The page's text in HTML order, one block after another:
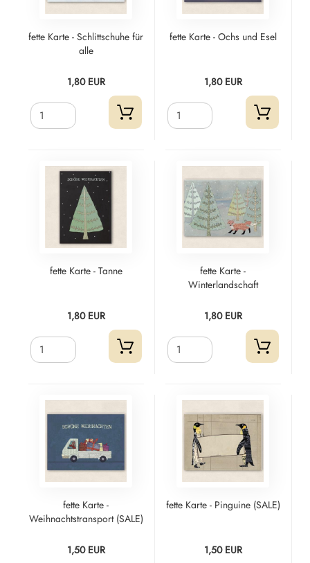
fette Karte - Schlittschuhe für
alle
1,80 EUR
fette Karte - Ochs und Esel
1,80 EUR
fette Karte - Tanne
1,80 EUR
fette Karte -
Winterlandschaft
1,80 EUR
fette Karte -
Weihnachtstransport (SALE)
1,50 EUR
fette Karte - Pinguine (SALE)
1,50 EUR